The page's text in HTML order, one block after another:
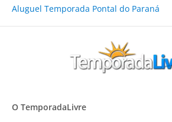
Aluguel Temporada Pontal do Paraná
O TemporadaLivre